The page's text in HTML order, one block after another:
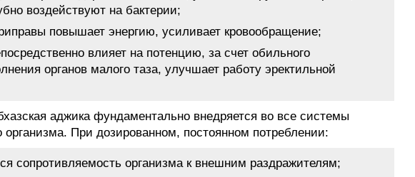
воздействуют на бактерии;
повышает энергию, усиливает кровообращение;
влияет на потенцию, за счет обильного
органов малого таза, улучшает работу эректильной
аджика фундаментально внедряется во все системы
организма. При дозированном, постоянном потреблении:
сопротивляемость организма к внешним раздражителям;